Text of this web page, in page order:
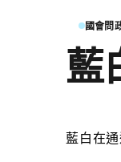
國會問
藍
藍白在